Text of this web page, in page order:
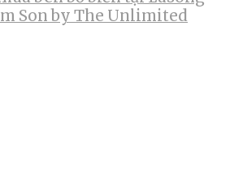
Son by The Unlimited